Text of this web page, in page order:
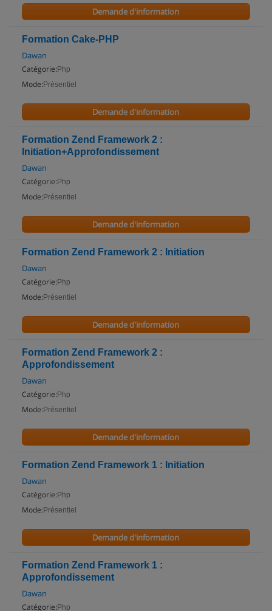
Demande d'information
Formation Cake-PHP
Dawan
Catégorie: Php
Mode: Présentiel
Demande d'information
Formation Zend Framework 2 :
Initiation+Approfondissement
Dawan
Catégorie: Php
Mode: Présentiel
Demande d'information
Formation Zend Framework 2 : Initiation
Dawan
Catégorie: Php
Mode: Présentiel
Demande d'information
Formation Zend Framework 2 :
Approfondissement
Dawan
Catégorie: Php
Mode: Présentiel
Demande d'information
Formation Zend Framework 1 : Initiation
Dawan
Catégorie: Php
Mode: Présentiel
Demande d'information
Formation Zend Framework 1 :
Approfondissement
Dawan
Catégorie: Php